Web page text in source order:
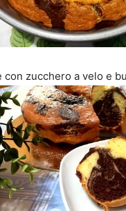
con zucchero a velo e